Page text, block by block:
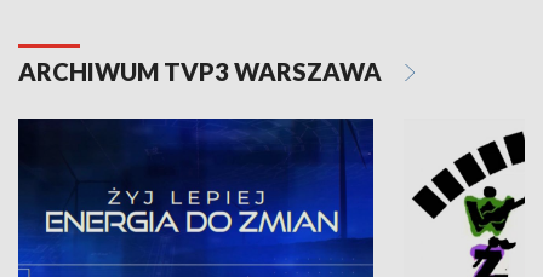
ARCHIWUM TVP3 WARSZAWA